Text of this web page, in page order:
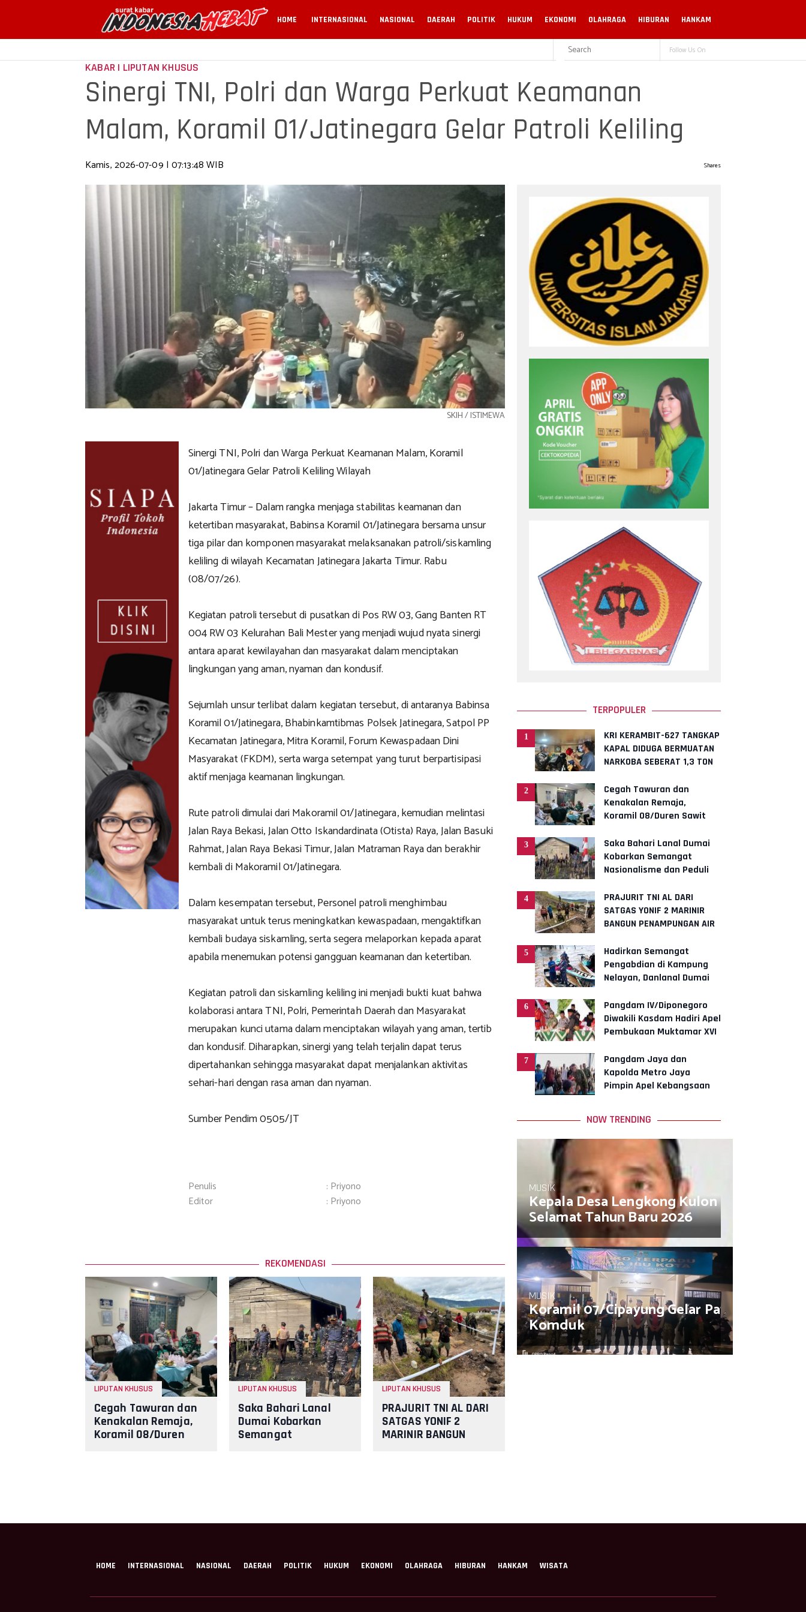
HOME INTERNASIONAL NASIONAL DAERAH POLITIK HUKUM EKONOMI OLAHRAGA HIBURAN HANKAM
Follow Us On
KABAR | LIPUTAN KHUSUS
Sinergi TNI, Polri dan Warga Perkuat Keamanan
Malam, Koramil 01/Jatinegara Gelar Patroli Keliling
Wi
Kamis, 2026-07-09 | 07:13:48 WIB Shares
SKIH / ISTIMEWA
Sinergi TNI, Polri dan Warga Perkuat Keamanan Malam, Koramil
01/Jatinegara Gelar Patroli Keliling Wilayah
Jakarta Timur – Dalam rangka menjaga stabilitas keamanan dan
ketertiban masyarakat, Babinsa Koramil 01/Jatinegara bersama unsur
tiga pilar dan komponen masyarakat melaksanakan patroli/siskamling
keliling di wilayah Kecamatan Jatinegara Jakarta Timur. Rabu
(08/07/26).
Kegiatan patroli tersebut di pusatkan di Pos RW 03, Gang Banten RT
004 RW 03 Kelurahan Bali Mester yang menjadi wujud nyata sinergi
antara aparat kewilayahan dan masyarakat dalam menciptakan
lingkungan yang aman, nyaman dan kondusif.
Sejumlah unsur terlibat dalam kegiatan tersebut, di antaranya Babinsa
Koramil 01/Jatinegara, Bhabinkamtibmas Polsek Jatinegara, Satpol PP
Kecamatan Jatinegara, Mitra Koramil, Forum Kewaspadaan Dini
Masyarakat (FKDM), serta warga setempat yang turut berpartisipasi
aktif menjaga keamanan lingkungan.
Rute patroli dimulai dari Makoramil 01/Jatinegara, kemudian melintasi
Jalan Raya Bekasi, Jalan Otto Iskandardinata (Otista) Raya, Jalan Basuki
Rahmat, Jalan Raya Bekasi Timur, Jalan Matraman Raya dan berakhir
kembali di Makoramil 01/Jatinegara.
Dalam kesempatan tersebut, Personel patroli menghimbau
masyarakat untuk terus meningkatkan kewaspadaan, mengaktifkan
kembali budaya siskamling, serta segera melaporkan kepada aparat
apabila menemukan potensi gangguan keamanan dan ketertiban.
Kegiatan patroli dan siskamling keliling ini menjadi bukti kuat bahwa
kolaborasi antara TNI, Polri, Pemerintah Daerah dan Masyarakat
merupakan kunci utama dalam menciptakan wilayah yang aman, tertib
dan kondusif. Diharapkan, sinergi yang telah terjalin dapat terus
dipertahankan sehingga masyarakat dapat menjalankan aktivitas
sehari-hari dengan rasa aman dan nyaman.
Sumber Pendim 0505/JT
Penulis
: Priyono
Editor
: Priyono
REKOMENDASI
LIPUTAN KHUSUS
Cegah Tawuran dan
Kenakalan Remaja,
Koramil 08/Duren
LIPUTAN KHUSUS
Saka Bahari Lanal
Dumai Kobarkan
Semangat
LIPUTAN KHUSUS
PRAJURIT TNI AL DARI
SATGAS YONIF 2
MARINIR BANGUN
TERPOPULER
1
KRI KERAMBIT-627 TANGKAP
KAPAL DIDUGA BERMUATAN
NARKOBA SEBERAT 1,3 TON
2,6
2
Cegah Tawuran dan
Kenakalan Remaja,
Koramil 08/Duren Sawit
Komduk
3
Saka Bahari Lanal Dumai
Kobarkan Semangat
Nasionalisme dan Peduli
Nelayan
4
PRAJURIT TNI AL DARI
SATGAS YONIF 2 MARINIR
BANGUN PENAMPUNGAN AIR
PANIAI, PAPUA
5
Hadirkan Semangat
Pengabdian di Kampung
Nelayan, Danlanal Dumai
dan Bersih
6
Pangdam IV/Diponegoro
Diwakili Kasdam Hadiri Apel
Pembukaan Muktamar XVI
7
Pangdam Jaya dan
Kapolda Metro Jaya
Pimpin Apel Kebangsaan
NOW TRENDING
MUSIK
Kepala Desa Lengkong Kulon Muhamad
Selamat Tahun Baru 2026
MUSIK
Koramil 07/Cipayung Gelar Patroli/
Komduk
HOME INTERNASIONAL NASIONAL DAERAH POLITIK HUKUM EKONOMI OLAHRAGA HIBURAN HANKAM WISATA